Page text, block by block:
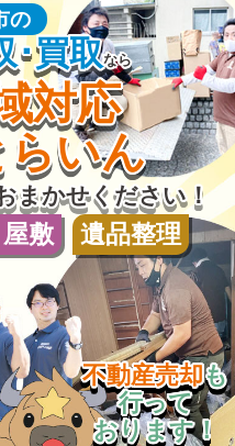
の
･買取なら
対応
いん
まかせください！
敷 遺品整理
不動産売却も
行って
おります！